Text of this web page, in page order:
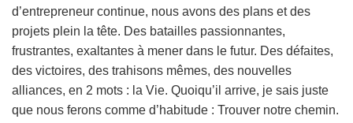
d’entrepreneur continue, nous avons des plans et des
projets plein la tête. Des batailles passionnantes,
frustrantes, exaltantes à mener dans le futur. Des défaites,
des victoires, des trahisons mêmes, des nouvelles
alliances, en 2 mots : la Vie. Quoiqu’il arrive, je sais juste
que nous ferons comme d’habitude : Trouver notre chemin.